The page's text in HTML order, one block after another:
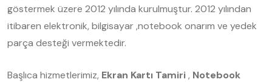
göstermek üzere 2012 yılında kurulmuştur. 2012 yılından
itibaren elektronik, bilgisayar ,notebook onarım ve yedek
parça desteği vermektedir.
Başlıca hizmetlerimiz, Ekran Kartı Tamiri, Notebook